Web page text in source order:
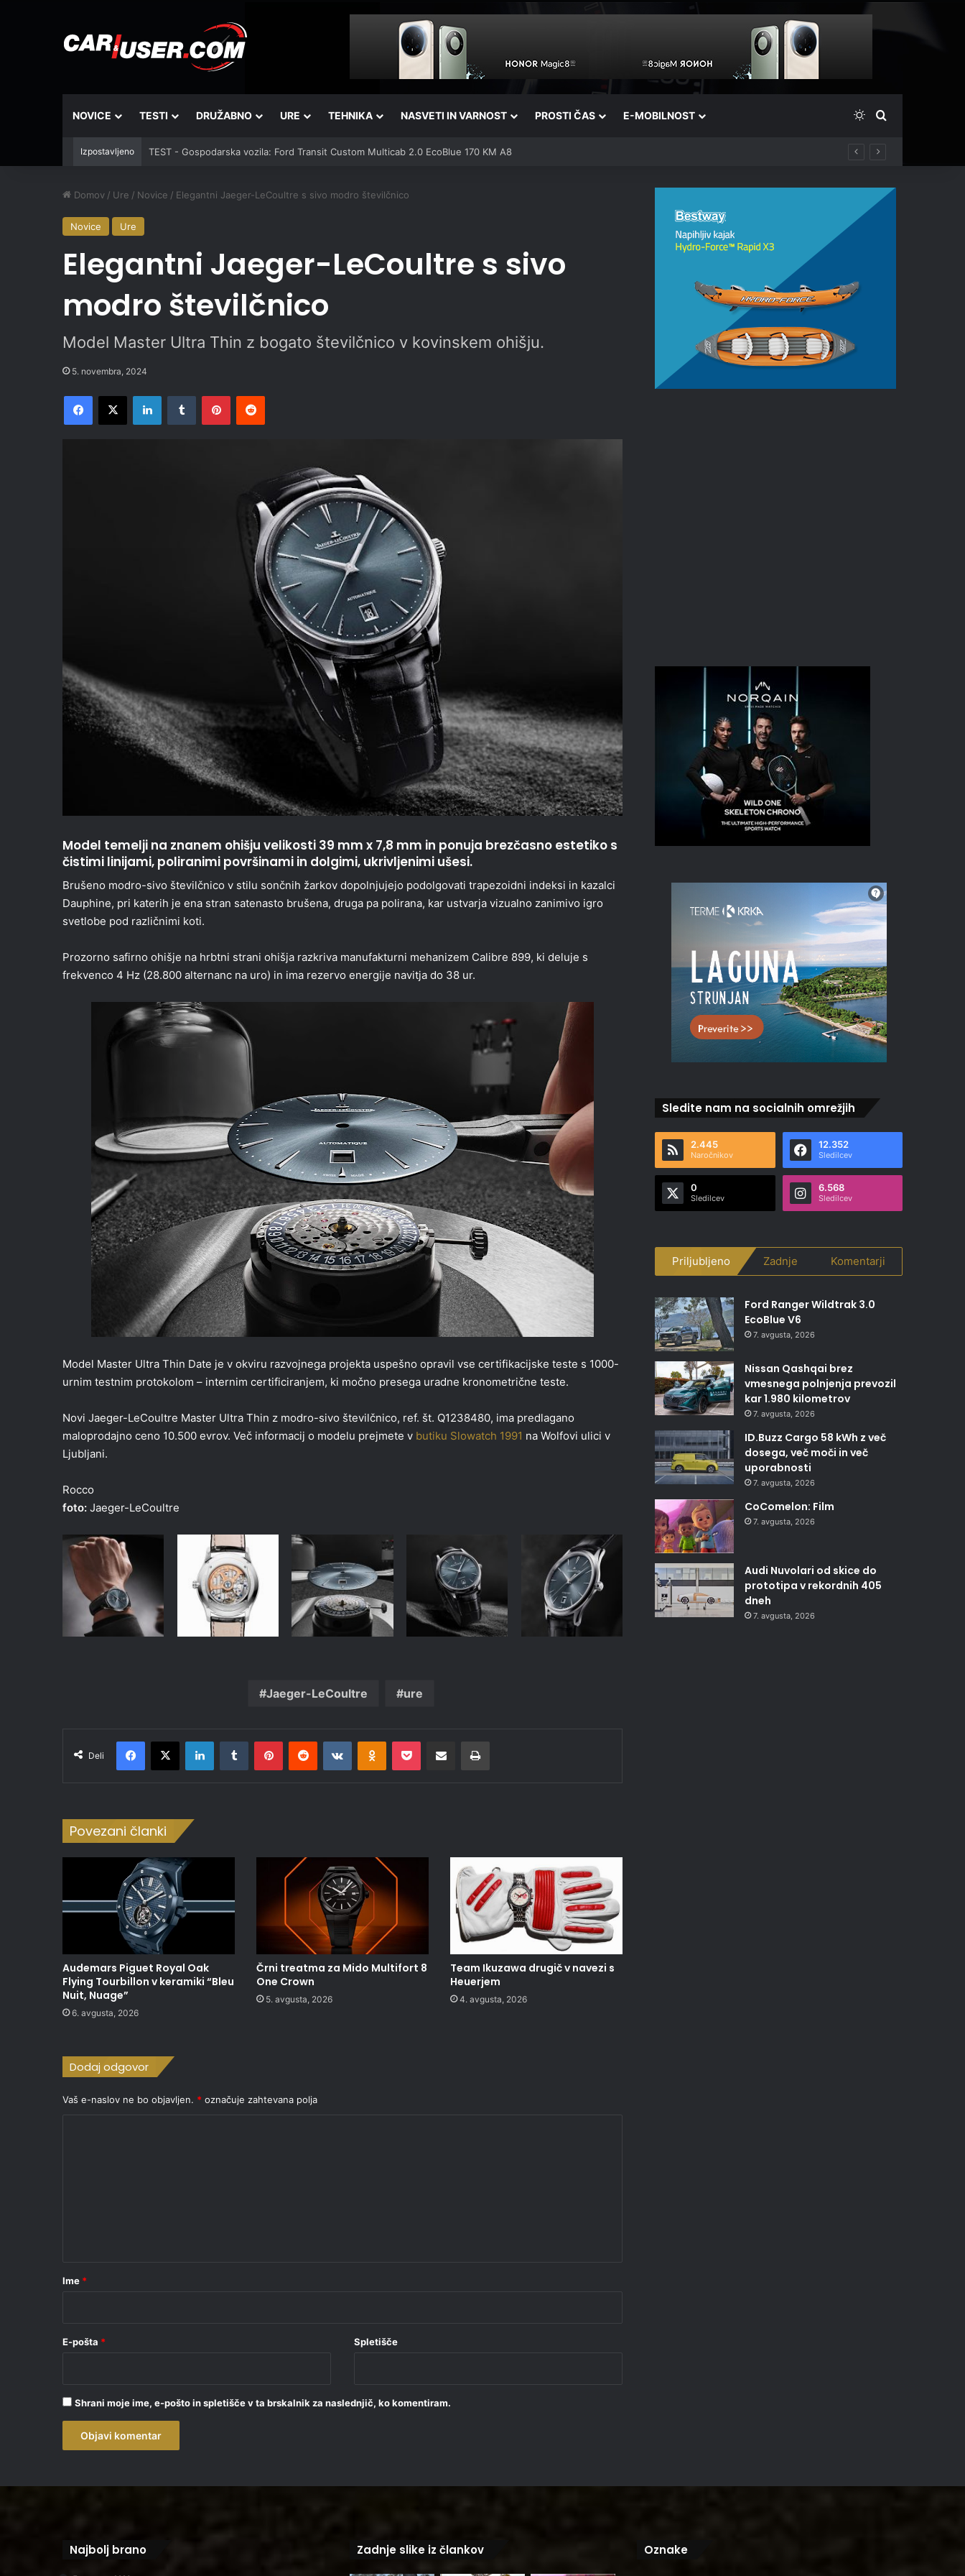
NOVICE TESTI DRUŽABNO URE TEHNIKA NASVETI IN VARNOST PROSTI ČAS E-MOBILNOST Switch skin
Išči
Izpostavljeno TEST - Gospodarska vozila: Ford Transit Custom Multicab 2.0 EcoBlue 170 KM A8
Domov / Ure / Novice / Elegantni Jaeger-LeCoultre s sivo modro številčnico
Novice Ure
Elegantni Jaeger-LeCoultre s sivo
modro številčnico
Model Master Ultra Thin z bogato številčnico v kovinskem ohišju.
5. novembra, 2024
Facebook
X LinkedInTumblr PinterestReddit
Model temelji na znanem ohišju velikosti 39 mm x 7,8 mm in ponuja brezčasno estetiko s
čistimi linijami, poliranimi površinami in dolgimi, ukrivljenimi ušesi.
Brušeno modro-sivo številčnico v stilu sončnih žarkov dopolnjujejo podolgovati trapezoidni indeksi in kazalci
Dauphine, pri katerih je ena stran satenasto brušena, druga pa polirana, kar ustvarja vizualno zanimivo igro
svetlobe pod različnimi koti.
Prozorno safirno ohišje na hrbtni strani ohišja razkriva manufakturni mehanizem Calibre 899, ki deluje s
frekvenco 4 Hz (28.800 alternanc na uro) in ima rezervo energije navitja do 38 ur.
Model Master Ultra Thin Date je v okviru razvojnega projekta uspešno opravil vse certifikacijske teste s 1000-
urnim testnim protokolom – internim certificiranjem, ki močno presega uradne kronometrične teste.
Novi Jaeger-LeCoultre Master Ultra Thin z modro-sivo številčnico, ref. št. Q1238480, ima predlagano
maloprodajno ceno 10.500 evrov. Več informacij o modelu prejmete v butiku Slowatch 1991 na Wolfovi ulici v
Ljubljani.
Rocco
foto: Jaeger-LeCoultre
Jaeger-LeCoultre ure
Deli
Facebook
X LinkedInTumblr PinterestReddit VKontakteOdnoklassniki
Pocket Deli po epošti Natisni
Povezani članki
Audemars Piguet Royal Oak
Flying Tourbillon v keramiki “Bleu
Nuit, Nuage”
6. avgusta, 2026
Črni treatma za Mido Multifort 8
One Crown
5. avgusta, 2026
Team Ikuzawa drugič v navezi s
Heuerjem
4. avgusta, 2026
Dodaj odgovor
Vaš e-naslov ne bo objavljen. * označuje zahtevana polja
r
Ime *
E-pošta * Spletišče
Shrani moje ime, e-pošto in spletišče v ta brskalnik za naslednjič, ko komentiram.
Sledite nam na socialnih omrežjih
2.445
Naročnikov
12.352
Sledilcev
0
Sledilcev
6.568
Sledilcev
Priljubljeno Zadnje Komentarji
Ford Ranger Wildtrak 3.0
EcoBlue V6
7. avgusta, 2026
Nissan Qashqai brez
vmesnega polnjenja prevozil
kar 1.980 kilometrov
7. avgusta, 2026
ID.Buzz Cargo 58 kWh z več
dosega, več moči in več
uporabnosti
7. avgusta, 2026
CoComelon: Film
7. avgusta, 2026
Audi Nuvolari od skice do
prototipa v rekordnih 405
dneh
7. avgusta, 2026
Najbolj brano Zadnje slike iz člankov Oznake